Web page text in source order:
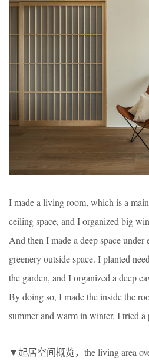
I made a living room, which is a
ceiling space, and I organized big
And then I made a deep space under
greenery outside space. I planted
the garden, and I organized a deep
By doing so, I made the inside the
summer and warm in winter. I tried a
▼起居空间概览，the living area